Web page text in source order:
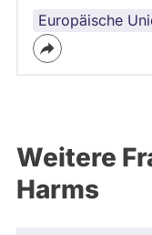
Europäische
Weitere
Harms